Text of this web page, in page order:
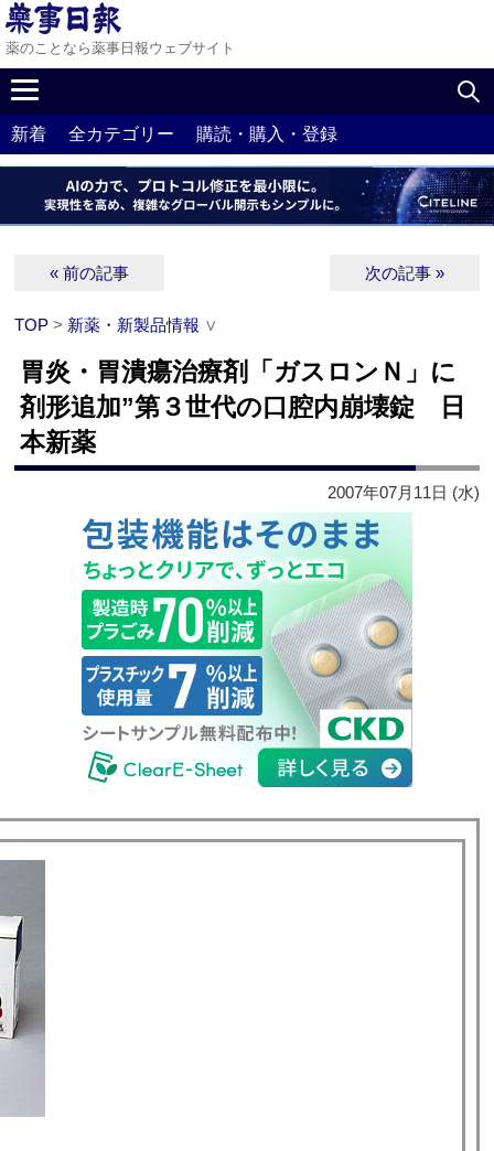
薬のことなら薬事日報ウェブサイト
新着 全カテゴリー 購読・購入・登録
« 前の記事 次の記事 »
TOP > 新薬・新製品情報 ∨
胃炎・胃潰瘍治療剤「ガスロンＮ」に
剤形追加”第３世代の口腔内崩壊錠 日
本新薬
2007年07月11日 (水)